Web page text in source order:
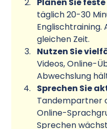
täglich 20-30
Englischtraining.
gleichen Zeit.
Nutzen Sie
Videos, Online-
Abwechslung
Sprechen Sie
Tandempartner
Online-
Sprechen